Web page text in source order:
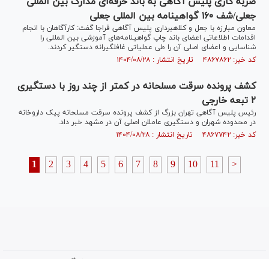
جعلی/شف ۱۶۰ گواهینامه بین المللی جعلی
معاون مبارزه با جعل و کلاهبرداری پلیس آگاهی فراجا گفت: کارآگاهان با انجام
اقدامات اطلاعاتی اعضای باند چاپ گواهینامه‌های آموزشی بین المللی را
شناسایی و اعضای اصلی آن را طی عملیاتی غافلگیرانه دستگیر کردند.
کد خبر: ۴۸۶۷۸۶۲ تاریخ انتشار : ۱۴۰۴/۰۸/۲۸
کشف پرونده سرقت مسلحانه در کمتر از چند روز با دستگیری
۲ تبعه خارجی
رئیس پلیس آگاهی تهران بزرگ از کشف پرونده سرقت مسلحانه پیک داروخانه
در محدوده شهران و دستگیری عاملان اصلی آن در مشهد خبر داد.
کد خبر: ۴۸۶۷۷۴۲ تاریخ انتشار : ۱۴۰۴/۰۸/۲۸
1 2 3 4 5 6 7 8 9 10 11 >